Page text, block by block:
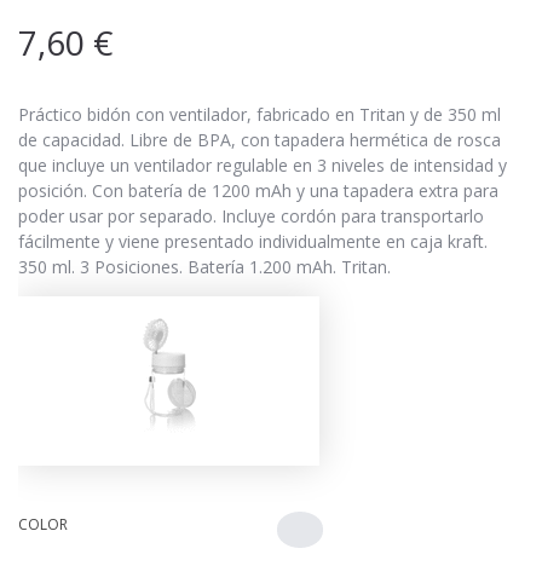
7,60 €
Práctico bidón con ventilador, fabricado en Tritan y de 350 ml
de capacidad. Libre de BPA, con tapadera hermética de rosca
que incluye un ventilador regulable en 3 niveles de intensidad y
posición. Con batería de 1200 mAh y una tapadera extra para
poder usar por separado. Incluye cordón para transportarlo
fácilmente y viene presentado individualmente en caja kraft.
350 ml. 3 Posiciones. Batería 1.200 mAh. Tritan.
COLOR